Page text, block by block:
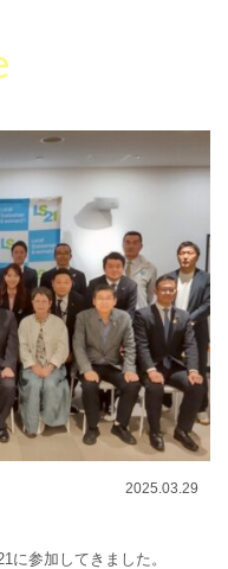
2025.03.29
に参加してきました。